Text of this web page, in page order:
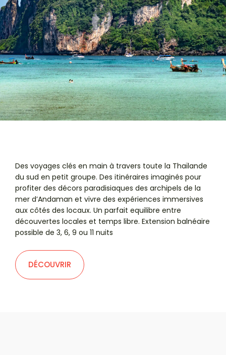
Des voyages clés en main à travers toute la Thaïlande
du sud en petit groupe. Des itinéraires imaginés pour
profiter des décors paradisiaques des archipels de la
mer d’Andaman et vivre des expériences immersives
aux côtés des locaux. Un parfait equilibre entre
découvertes locales et temps libre. Extension balnéaire
possible de 3, 6, 9 ou 11 nuits
DÉCOUVRIR